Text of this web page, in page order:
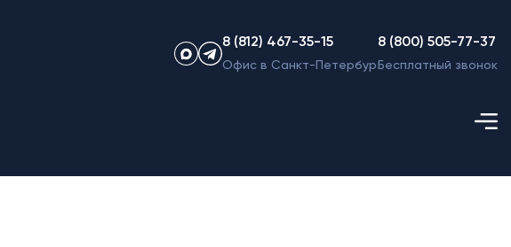
8 (812) 467-35-15
Офис в Санкт-Петербурге
8 (800) 505-77-37
Бесплатный звонок